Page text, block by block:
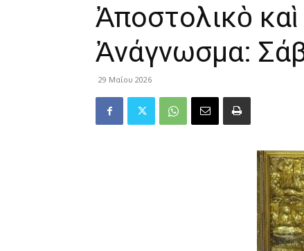
Ἀποστολικὸ
Ἀνάγνωσμα:
29 Μαΐου 2026